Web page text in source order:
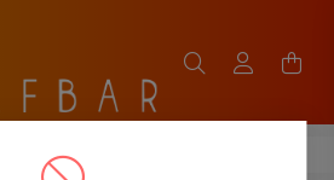
HQD WAPOR PRO 20000